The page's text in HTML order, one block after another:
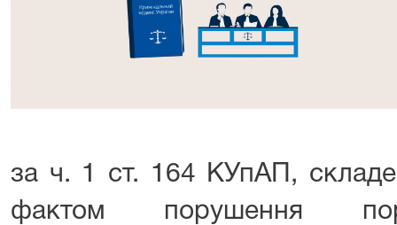
за ч. 1 ст. 164 КУпАП,
фактом порушення